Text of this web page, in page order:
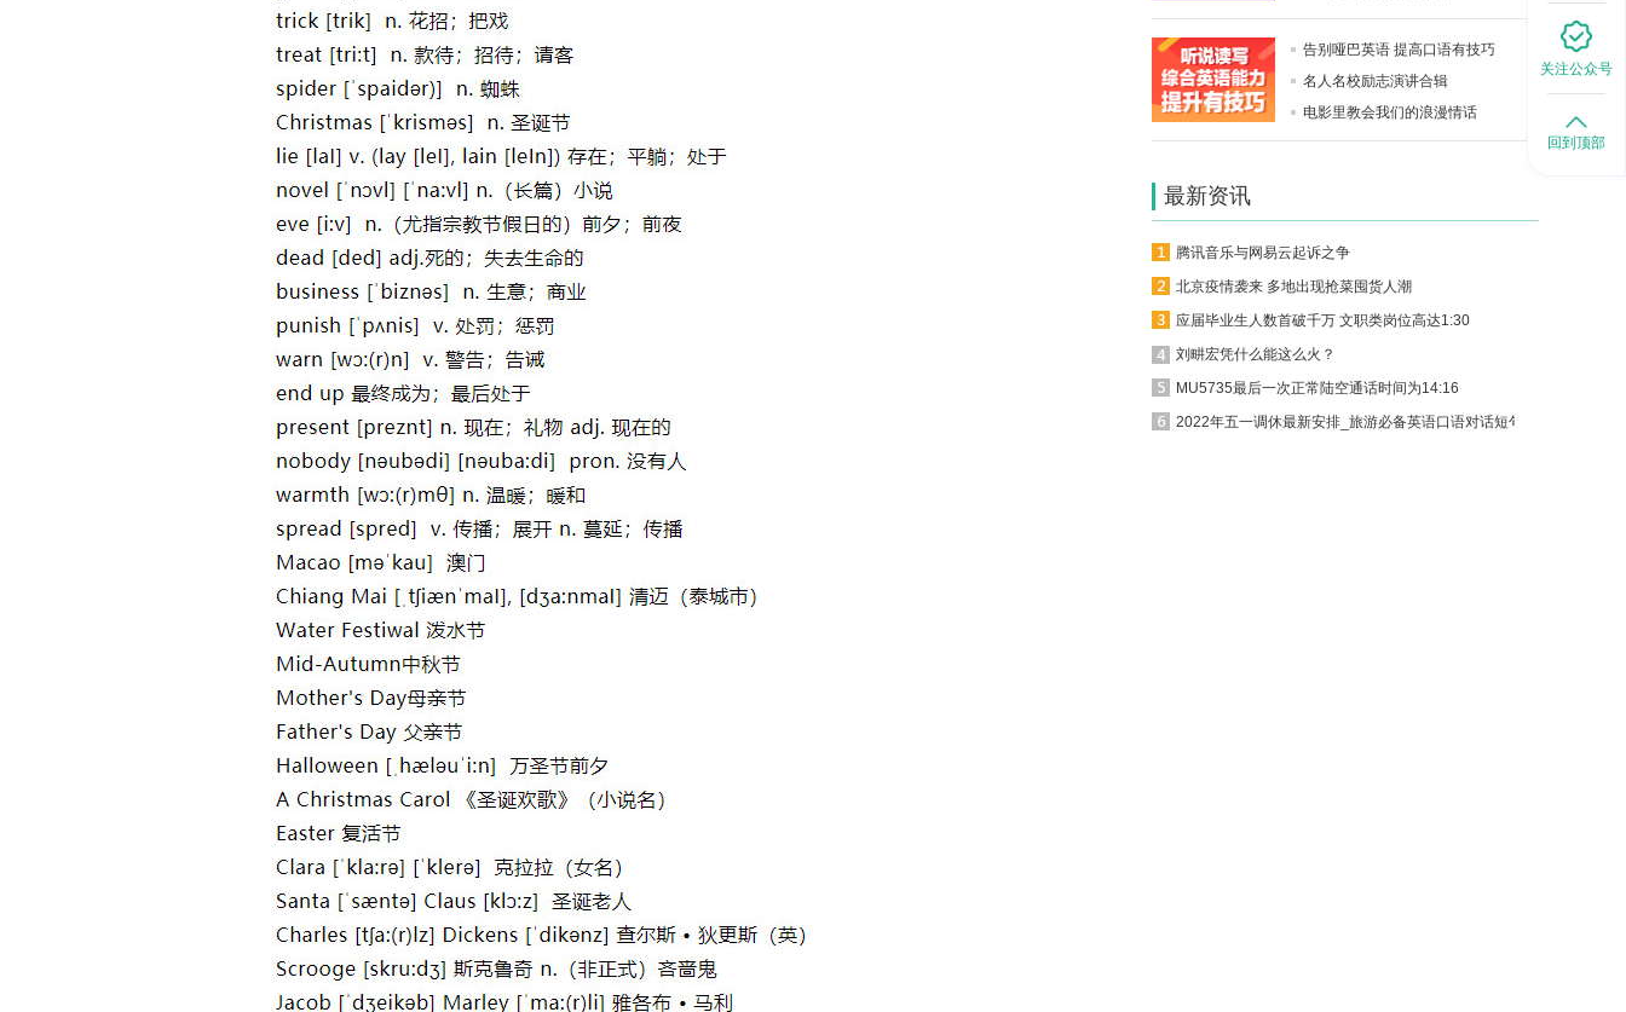
告别哑巴英语 提高口语有技巧
名人名校励志演讲合辑
电影里教会我们的浪漫情话
最新资讯
腾讯音乐与网易云起诉之争
北京疫情袭来 多地出现抢菜囤货人潮
应届毕业生人数首破千万 文职类岗位高达1:30
刘畊宏凭什么能这么火？
MU5735最后一次正常陆空通话时间为14:16
2022年五一调休最新安排_旅游必备英语口语对话短句
关注公众号
回到顶部